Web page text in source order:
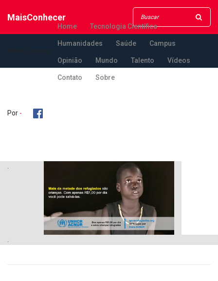
MaisConhecer
Home Tecnologia Científica
Humanidades Saúde Campus
Opinião Mundo Talento Vídeos
Contato Sobre
Por -
.
.